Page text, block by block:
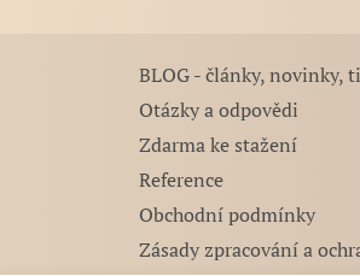
BLOG - články, novinky,
Otázky a odpovědi
Zdarma ke stažení
Reference
Obchodní podmínky
Zásady zpracování a